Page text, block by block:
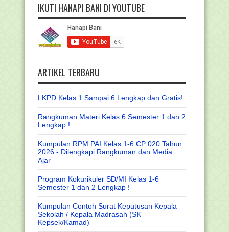
IKUTI HANAPI BANI DI YOUTUBE
ARTIKEL TERBARU
LKPD Kelas 1 Sampai 6 Lengkap dan Gratis!
Rangkuman Materi Kelas 6 Semester 1 dan 2
Lengkap !
Kumpulan RPM PAI Kelas 1-6 CP 020 Tahun
2026 - Dilengkapi Rangkuman dan Media
Ajar
Program Kokurikuler SD/MI Kelas 1-6
Semester 1 dan 2 Lengkap !
Kumpulan Contoh Surat Keputusan Kepala
Sekolah / Kepala Madrasah (SK
Kepsek/Kamad)